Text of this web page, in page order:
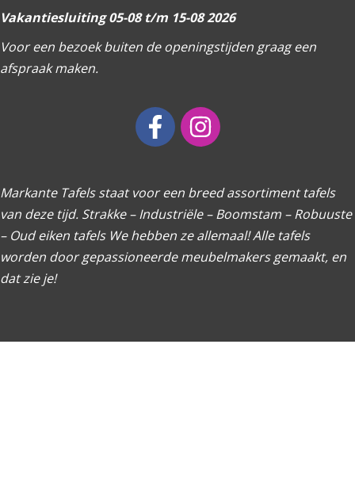
Vakantiesluiting 05-08 t/m 15-08 2026
Voor een bezoek buiten de openingstijden graag een
afspraak maken.
Markante Tafels staat voor een breed assortiment tafels
van deze tijd. Strakke – Industriële – Boomstam – Robuuste
– Oud eiken tafels We hebben ze allemaal! Alle tafels
worden door gepassioneerde meubelmakers gemaakt, en
dat zie je!